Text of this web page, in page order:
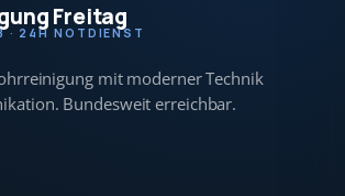
Freitag
· 24H NOTDIENST
mit moderner Technik
Bundesweit erreichbar.